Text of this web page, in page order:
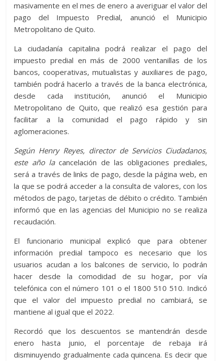
masivamente en el mes de enero a averiguar el valor del
pago del Impuesto Predial, anunció el Municipio
Metropolitano de Quito.
La ciudadanía capitalina podrá realizar el pago del
impuesto predial en más de 2000 ventanillas de los
bancos, cooperativas, mutualistas y auxiliares de pago,
también podrá hacerlo a través de la banca electrónica,
desde cada institución, anunció el Municipio
Metropolitano de Quito, que realizó esa gestión para
facilitar a la comunidad el pago rápido y sin
aglomeraciones.
Según Henry Reyes, director de Servicios Ciudadanos,
este año lacancelación de las obligaciones prediales,
será a través de links de pago, desde la página web, en
la que se podrá acceder a la consulta de valores, con los
métodos de pago, tarjetas de débito o crédito. También
informó que en las agencias del Municipio no se realiza
recaudación.
El funcionario municipal explicó que para obtener
información predial tampoco es necesario que los
usuarios acudan a los balcones de servicio, lo podrán
hacer desde la comodidad de su hogar, por vía
telefónica con el número 101 o el 1800 510 510. Indicó
que el valor del impuesto predial no cambiará, se
mantiene al igual que el 2022.
Recordó que los descuentos se mantendrán desde
enero hasta junio, el porcentaje de rebaja irá
disminuyendo gradualmente cada quincena. Es decir que